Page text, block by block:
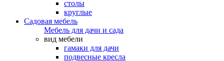
столы
круглые
Садовая мебель
Мебель для дачи и сада
вид мебели
гамаки для дачи
подвесные кресла